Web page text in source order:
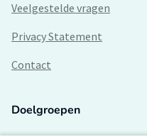
Veelgestelde vragen
Privacy Statement
Contact
Doelgroepen